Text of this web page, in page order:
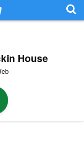
House